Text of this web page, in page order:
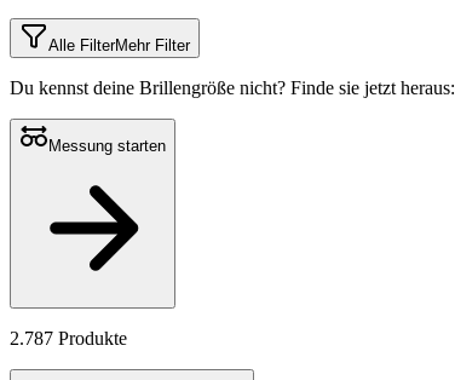
Alle FilterMehr Filter
Du kennst deine Brillengröße nicht? Finde sie jetzt heraus:
Messung starten
2.787 Produkte